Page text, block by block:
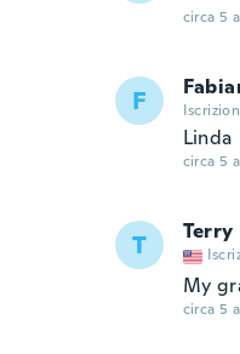
circa 5
F
Linda
circa 5
T Terry
My
circa 5